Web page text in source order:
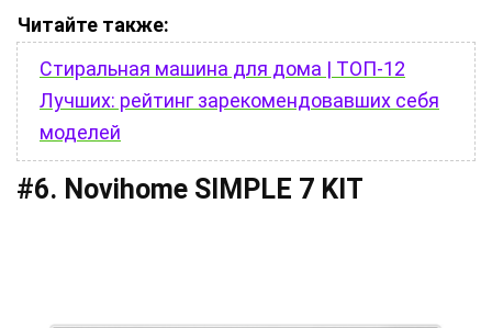
Читайте также:
Стиральная машина для дома | ТОП-12
Лучших: рейтинг зарекомендовавших себя
моделей
#6. Novihome SIMPLE 7 KIT